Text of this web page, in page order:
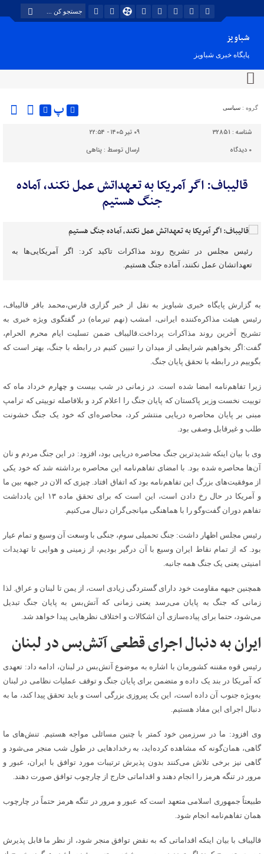
شباویز
پایگاه خبری شباویز
گروه : سیاسی پ
شناسه : 32851
۰۹ تیر ۱۴۰۵ - ۲۲:۵۴
۰ دیدگاه ارسال توسط :پناهی
قالیباف: اگر آمریکا به تعهداتش عمل نکند، آماده
جنگ هستیم
رئیس مجلس در تشریح روند مذاکرات تاکید کرد: اگر آمریکایی‌ها به
تعهداتشان عمل نکنند، آماده جنگ هستیم.
به گزارش پایگاه خبری شباویز به نقل از خبر گزاری فارس،محمد باقر قالیباف،
رئیس هیئت مذاکره‌کننده ایرانی، امشب (نهم تیرماه) در گفتگوی ویژه خبری به
تشریح آخرین روند مذاکرات پرداخت.قالیباف ضمن تسلیت ایام محرم الحرام،
گفت:اگر بخواهیم شرایطی از میدان را تبیین کنیم در رابطه با جنگ، بهتر است که
بگوییم در رابطه با تحقق پایان جنگ.
زیرا تفاهم‌نامه امضا شده است. در زمانی در شب بیست و چهارم خرداد ماه که
توییت نخست وزیر پاکستان که پایان جنگ را اعلام کرد و بلافاصله توییتی که ترامپ
مبنی بر پایان محاصره دریایی منتشر کرد، محاصره‌ای که خود یک جنگ خشونت
طلب و غیرقابل وصفی بود.
وی با بیان اینکه شدیدترین جنگ محاصره دریایی بود، افزود: در این جنگ مردم و نان
آن‌ها محاصره شده بود. با امضای تفاهم‌نامه این محاصره برداشته شد که خود یکی
از موفقیت‌های بزرگ این تفاهم‌نامه بود که اتفاق افتاد. چیزی که الان در جبهه بین ما
و آمریکا در حال رخ دادن است، این است که برای تحقق ماده ۱۳ این یادداشت
تفاهم دوران گفت‌وگو را با هماهنگی میانجی‌گران دنبال می‌کنیم.
رئیس مجلس اظهار داشت: جنگ تحمیلی سوم، جنگی با وسعت آن وسیع و تمام عیار
بود. که از تمام نقاط ایران وسیع با آن درگیر بودیم، از زمینی و هوایی تا تهدیدات
امنیتی یعنی یک جنگ همه جانبه.
همچنین جبهه مقاومت خود دارای گستردگی زیادی است، از یمن تا لبنان و عراق. لذا
زمانی که جنگ به پایان می‌رسد یعنی زمانی که آتش‌بس به پایان جنگ تبدیل
می‌شود، حتما برای پیاده‌سازی أن اشکالات و اختلاف نظرهایی پیدا خواهد شد.
ایران به دنبال اجرای قطعی آتش‌بس در لبنان
رئیس قوه مقننه کشورمان با اشاره به موضوع آتش‌بس در لبنان، ادامه داد: تعهدی
که آمریکا در بند یک داده و متضمن برای پایان جنگ و توقف عملیات نظامی در لبنان
به‌ویژه جنوب آن داده است، این یک پیروزی بزرگی است و باید تحقق پیدا کند، ما به
دنبال اجرای این مفاد هستیم.
وی افزود: ما در سرزمین خود کمتر با چنین مسائلی مواجه هستیم. تنش‌های ما
گاهی، همان‌گونه که مشاهده کرده‌اید، به رخدادهایی در طول شب منجر می‌شود و
گاهی نیز برخی تلاش می‌کنند بدون پذیرش ترتیبات مورد توافق با ایران، عبور و
مرور در تنگه هرمز را انجام دهند و اقداماتی خارج از چارچوب توافق صورت دهند.
طبیعتاً جمهوری اسلامی متعهد است که عبور و مرور در تنگه هرمز حتماً در چارچوب
همان تفاهم‌نامه انجام شود.
قالیباف با بیان اینکه اقداماتی که به نقض توافق منجر شود، از نظر ما قابل پذیرش